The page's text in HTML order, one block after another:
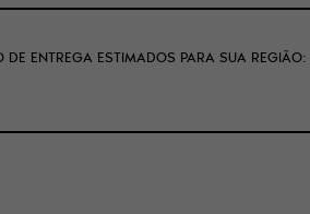
DE ENTREGA ESTIMADOS PARA SUA REGIÃO: